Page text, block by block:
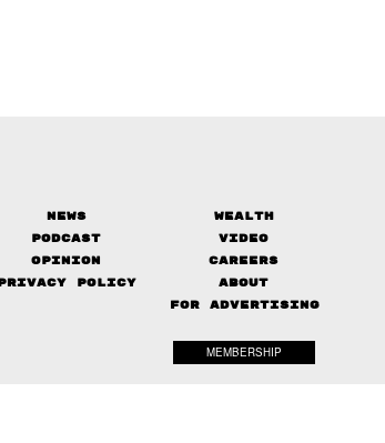
News Wealth
Podcast
Video
Opinion
Careers
Privacy Policy
About
FOR ADVERTISING
MEMBERSHIP